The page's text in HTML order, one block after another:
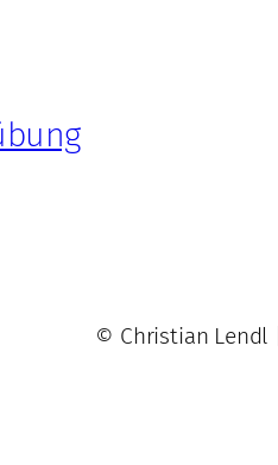
© Christian Lendl |